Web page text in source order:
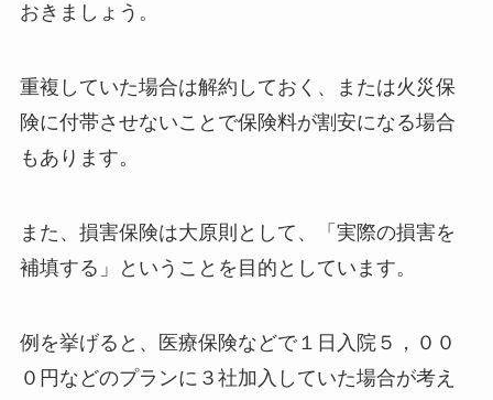
おきましょう。
重複していた場合は解約しておく、または火災保
険に付帯させないことで保険料が割安になる場合
もあります。
また、損害保険は大原則として、「実際の損害を
補填する」ということを目的としています。
例を挙げると、医療保険などで１日入院５，００
０円などのプランに３社加入していた場合が考え